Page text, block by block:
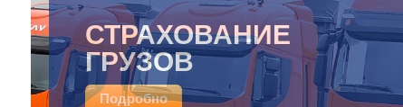
ДОБРОВОЛЬНОЕ
МЕДИЦИНСКОЕ
СТРАХОВАНИЕ
СТРАХОВАНИЕ
ГРУЗОВ
Подробно